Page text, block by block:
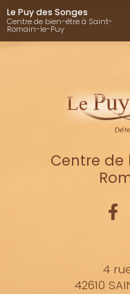
Aller
au
contenu
principal
Le Puy des Songes
Centre de bien-être à Saint-
Romain-le-Puy
Centre de
4
42610